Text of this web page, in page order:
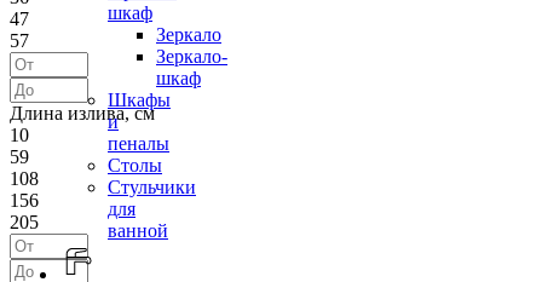
шкаф
Зеркало
Зеркало-
шкаф
Шкафы
и
пеналы
Столы
Стульчики
для
ванной
47
57
Длина излива, см
10
59
108
156
205